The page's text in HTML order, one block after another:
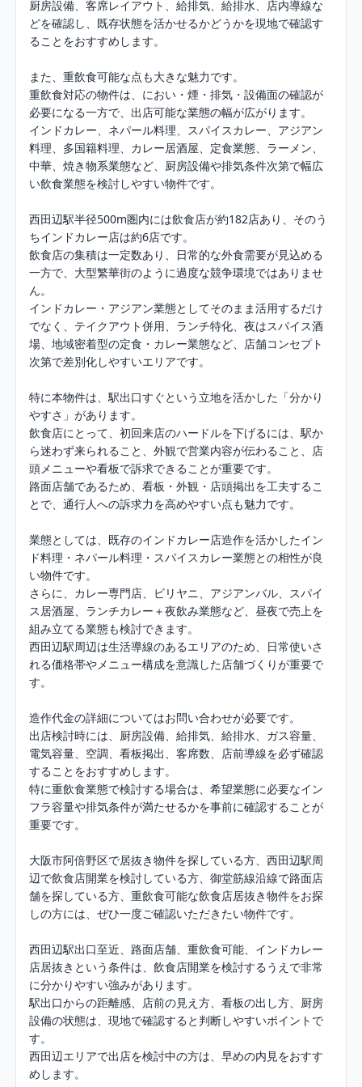
厨房設備、客席レイアウト、給排気、給排水、店内導線な
どを確認し、既存状態を活かせるかどうかを現地で確認す
ることをおすすめします。
また、重飲食可能な点も大きな魅力です。
重飲食対応の物件は、におい・煙・排気・設備面の確認が
必要になる一方で、出店可能な業態の幅が広がります。
インドカレー、ネパール料理、スパイスカレー、アジアン
料理、多国籍料理、カレー居酒屋、定食業態、ラーメン、
中華、焼き物系業態など、厨房設備や排気条件次第で幅広
い飲食業態を検討しやすい物件です。
西田辺駅半径500m圏内には飲食店が約182店あり、そのう
ちインドカレー店は約6店です。
飲食店の集積は一定数あり、日常的な外食需要が見込める
一方で、大型繁華街のように過度な競争環境ではありませ
ん。
インドカレー・アジアン業態としてそのまま活用するだけ
でなく、テイクアウト併用、ランチ特化、夜はスパイス酒
場、地域密着型の定食・カレー業態など、店舗コンセプト
次第で差別化しやすいエリアです。
特に本物件は、駅出口すぐという立地を活かした「分かり
やすさ」があります。
飲食店にとって、初回来店のハードルを下げるには、駅か
ら迷わず来られること、外観で営業内容が伝わること、店
頭メニューや看板で訴求できることが重要です。
路面店舗であるため、看板・外観・店頭掲出を工夫するこ
とで、通行人への訴求力を高めやすい点も魅力です。
業態としては、既存のインドカレー店造作を活かしたイン
ド料理・ネパール料理・スパイスカレー業態との相性が良
い物件です。
さらに、カレー専門店、ビリヤニ、アジアンバル、スパイ
ス居酒屋、ランチカレー＋夜飲み業態など、昼夜で売上を
組み立てる業態も検討できます。
西田辺駅周辺は生活導線のあるエリアのため、日常使いさ
れる価格帯やメニュー構成を意識した店舗づくりが重要で
す。
造作代金の詳細についてはお問い合わせが必要です。
出店検討時には、厨房設備、給排気、給排水、ガス容量、
電気容量、空調、看板掲出、客席数、店前導線を必ず確認
することをおすすめします。
特に重飲食業態で検討する場合は、希望業態に必要なイン
フラ容量や排気条件が満たせるかを事前に確認することが
重要です。
大阪市阿倍野区で居抜き物件を探している方、西田辺駅周
辺で飲食店開業を検討している方、御堂筋線沿線で路面店
舗を探している方、重飲食可能な飲食店居抜き物件をお探
しの方には、ぜひ一度ご確認いただきたい物件です。
西田辺駅出口至近、路面店舗、重飲食可能、インドカレー
店居抜きという条件は、飲食店開業を検討するうえで非常
に分かりやすい強みがあります。
駅出口からの距離感、店前の見え方、看板の出し方、厨房
設備の状態は、現地で確認すると判断しやすいポイントで
す。
西田辺エリアで出店を検討中の方は、早めの内見をおすす
めします。